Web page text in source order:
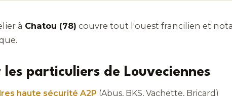
à Chatou (78) couvre tout l'ouest francilien et
les particuliers de Louveciennes
haute sécurité A2P (Abus, BKS, Vachette, Bricard)